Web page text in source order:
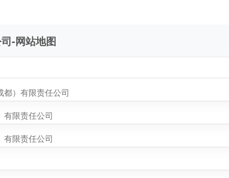
-网站地图
都）有限责任公司
有限责任公司
有限责任公司